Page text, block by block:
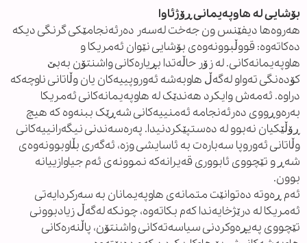
بۆشایی لە هاوپەیمانی ڕۆژئاوا
هەروەها دیفێنس ون جەخت لەسەر دەرئەنجامێکی گرنگی دیکە
دەکاتەوە: قووڵبوونەوەی بۆشایی نێوان ئەمریکا و
هاوپەیمانەکانی. لە زۆر حاڵەتدا بڕیارەکانی واشنتۆن بەبێ
کۆدەنگی تەواو لەگەڵ هاوبەشە ئەوروپییەکان یان وڵاتانی ناوچەکە
دراوە. ئەمەش وایکرد هەندێک لە هاوپەیمانەکانی ئەمریکا
بەرەوڕووی دەرئەنجامە ئەمنییەکانی شەڕێک ببنەوە کە هیچ
ڕۆڵێکیان نەبوو لە دەستپێکردنیدا. پەرەسەندنی نیگەرانییەکانی
وڵاتانی ئەوروپا سەبارەت بە ئاسایشی وزە، ئەگەری بڵاوبوونەوەی
شەڕ و تێچووی ئابووری قەیرانەکە نموونەی ئەم جیاوازییانە
بوون.
ئەم ڕەوتە دەتوانێت متمانەی هاوپەیمانان بە سەرکردایەتی
ئەمریکا لە درێژخایەندا کەم بکاتەوە، چونکە لەگەڵ زیادبوونی
تێچووی پەیڕەوکردنی سیاسەتەکانی واشنتۆن، پاڵنەرەکانی